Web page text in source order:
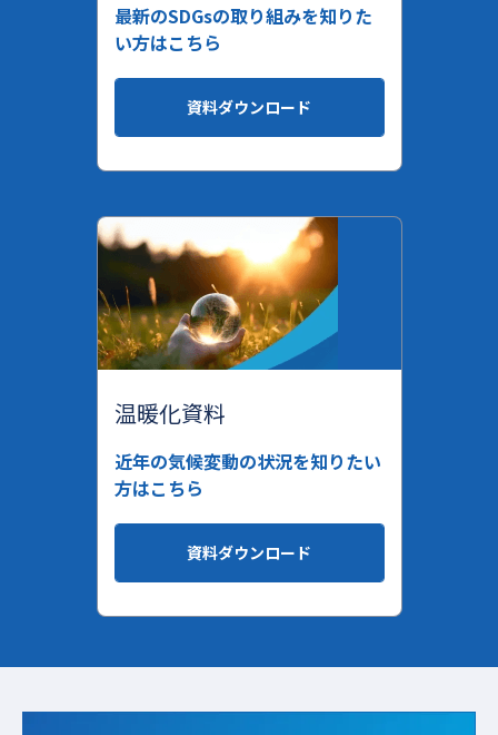
最新のSDGsの取り組みを知りた
い方はこちら
資料ダウンロード
温暖化資料
近年の気候変動の状況を知りたい
方はこちら
資料ダウンロード